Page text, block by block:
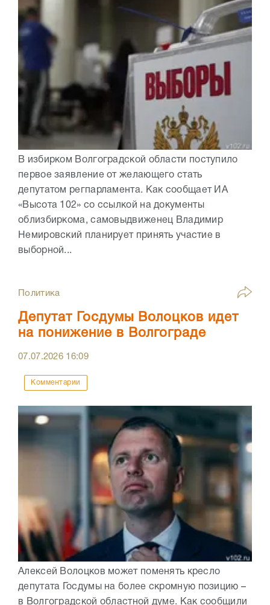
В избирком Волгоградской области поступило
первое заявление от желающего стать
депутатом регпарламента. Как сообщает ИА
«Высота 102» со ссылкой на документы
облизбиркома, самовыдвиженец Владимир
Немировский планирует принять участие в
выборной...
Политика
Депутат Госдумы Волоцков идет
на понижение в Волгограде
07.07.2026 16:09
Комментарии
Алексей Волоцков может поменять кресло
депутата Госдумы на более скромную позицию –
в Волгоградской областной думе. Как сообщили